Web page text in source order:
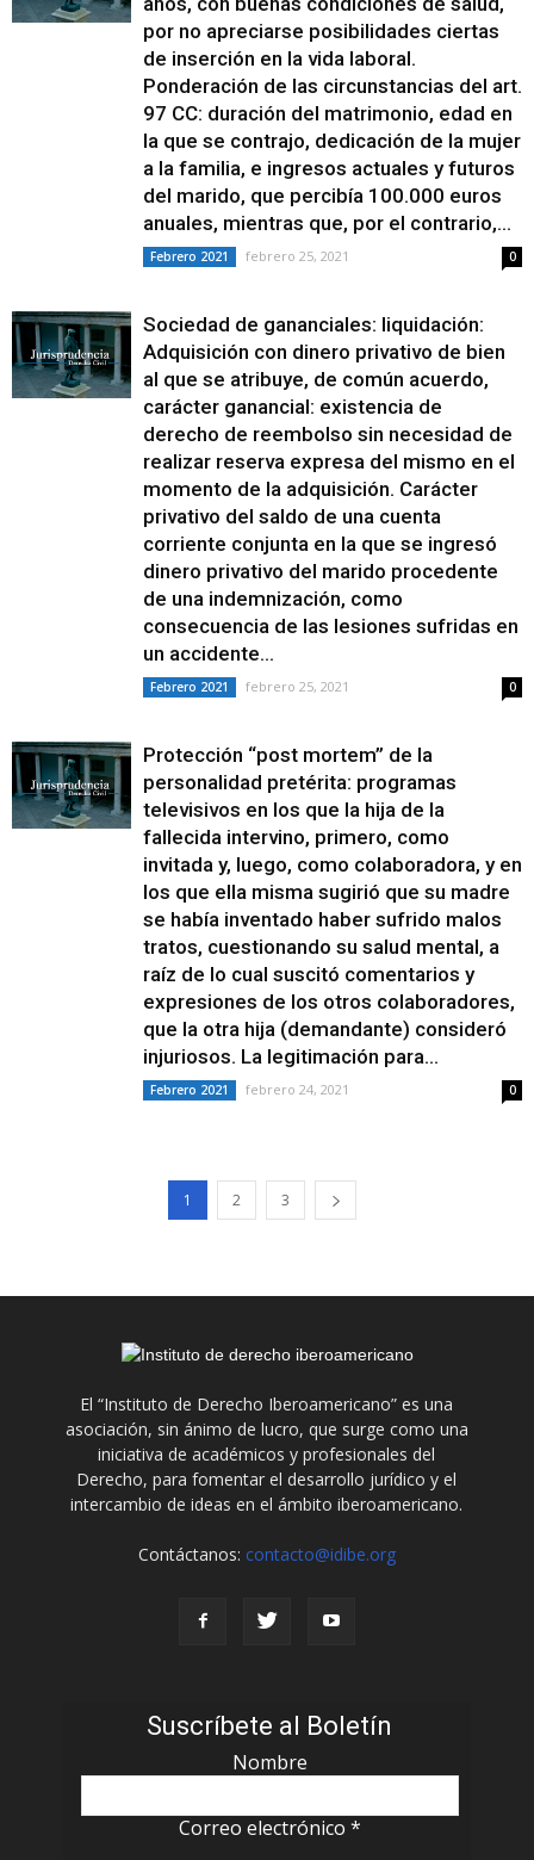
por no apreciarse posibilidades ciertas
de inserción en la vida laboral.
Ponderación de las circunstancias del art.
97 CC: duración del matrimonio, edad en
la que se contrajo, dedicación de la mujer
a la familia, e ingresos actuales y futuros
del marido, que percibía 100.000 euros
anuales, mientras que, por el contrario,...
Febrero 2021 febrero 25, 2021 0
Sociedad de gananciales: liquidación:
Adquisición con dinero privativo de bien
al que se atribuye, de común acuerdo,
carácter ganancial: existencia de
derecho de reembolso sin necesidad de
realizar reserva expresa del mismo en el
momento de la adquisición. Carácter
privativo del saldo de una cuenta
corriente conjunta en la que se ingresó
dinero privativo del marido procedente
de una indemnización, como
consecuencia de las lesiones sufridas en
un accidente...
Febrero 2021 febrero 25, 2021 0
Protección “post mortem” de la
personalidad pretérita: programas
televisivos en los que la hija de la
fallecida intervino, primero, como
invitada y, luego, como colaboradora, y en
los que ella misma sugirió que su madre
se había inventado haber sufrido malos
tratos, cuestionando su salud mental, a
raíz de lo cual suscitó comentarios y
expresiones de los otros colaboradores,
que la otra hija (demandante) consideró
injuriosos. La legitimación para...
Febrero 2021 febrero 24, 2021 0
1 2 3
El “Instituto de Derecho Iberoamericano” es una
asociación, sin ánimo de lucro, que surge como una
iniciativa de académicos y profesionales del
Derecho, para fomentar el desarrollo jurídico y el
intercambio de ideas en el ámbito iberoamericano.
Contáctanos: contacto@idibe.org
Suscríbete al Boletín
Nombre
Correo electrónico *